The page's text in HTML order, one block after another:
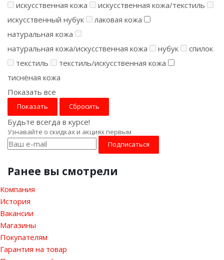
искусственная кожа
искусственная кожа/текстиль
искусственный нубук
лаковая кожа
натуральная кожа
натуральная кожа/искусственная кожа
нубук
спилок
текстиль
текстиль/искусственная кожа
тиснёная кожа
Показать все
Сбросить
Будьте всегда в курсе!
Узнавайте о скидках и акциях первым
Ранее вы смотрели
Компания
История
Вакансии
Магазины
Покупателям
Гарантия на товар